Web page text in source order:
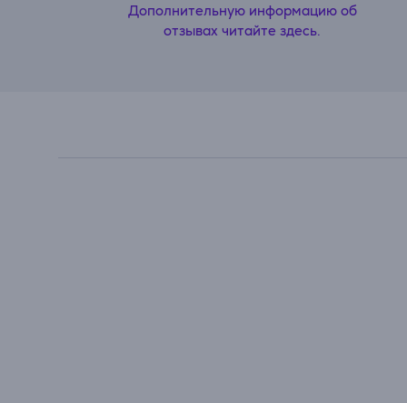
Дополнительную информацию об
отзывах читайте здесь.